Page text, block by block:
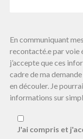
En communiquant
recontacté.e par voie
j’accepte que ces
cadre de ma
en découler. Je
informations sur
J'ai compris et